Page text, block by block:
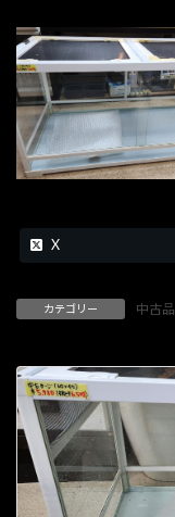
X
カテゴリー 中古品